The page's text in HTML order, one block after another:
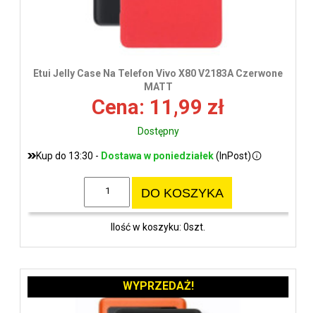
Etui Jelly Case Na Telefon Vivo X80 V2183A Czerwone
MATT
Cena: 11,99 zł
Dostępny
Kup do 13:30 - Dostawa w poniedziałek(InPost)
DO KOSZYKA
Ilość w koszyku: 0szt.
WYPRZEDAŻ!